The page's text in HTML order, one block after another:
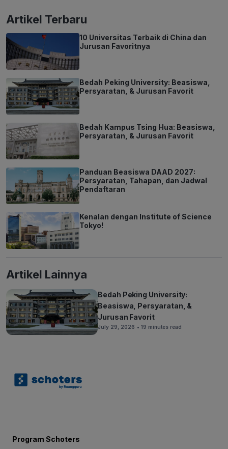
Artikel Terbaru
10 Universitas Terbaik di China dan
Jurusan Favoritnya
Bedah Peking University: Beasiswa,
Persyaratan, & Jurusan Favorit
Bedah Kampus Tsing Hua: Beasiswa,
Persyaratan, & Jurusan Favorit
Panduan Beasiswa DAAD 2027:
Persyaratan, Tahapan, dan Jadwal
Pendaftaran
Kenalan dengan Institute of Science
Tokyo!
Artikel Lainnya
Bedah Peking University:
Beasiswa, Persyaratan, &
Jurusan Favorit
July 29, 2026 • 19 minutes read
Program Schoters